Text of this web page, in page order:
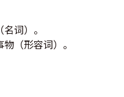
词）。
（形容词）。